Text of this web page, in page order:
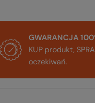
GWARANCJA
KUP produkt,
oczekiwań.